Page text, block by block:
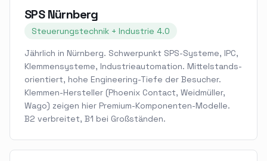
SPS Nürnberg
Steuerungstechnik + Industrie 4.0
Jährlich in Nürnberg. Schwerpunkt SPS-Systeme, IPC,
Klemmensysteme, Industrieautomation. Mittelstands-
orientiert, hohe Engineering-Tiefe der Besucher.
Klemmen-Hersteller (Phoenix Contact, Weidmüller,
Wago) zeigen hier Premium-Komponenten-Modelle.
B2 verbreitet, B1 bei Großständen.